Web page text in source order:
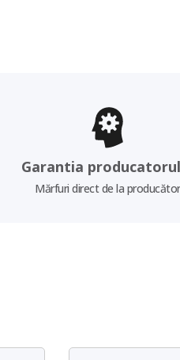
Garantia
Mărfuri direct de la producător